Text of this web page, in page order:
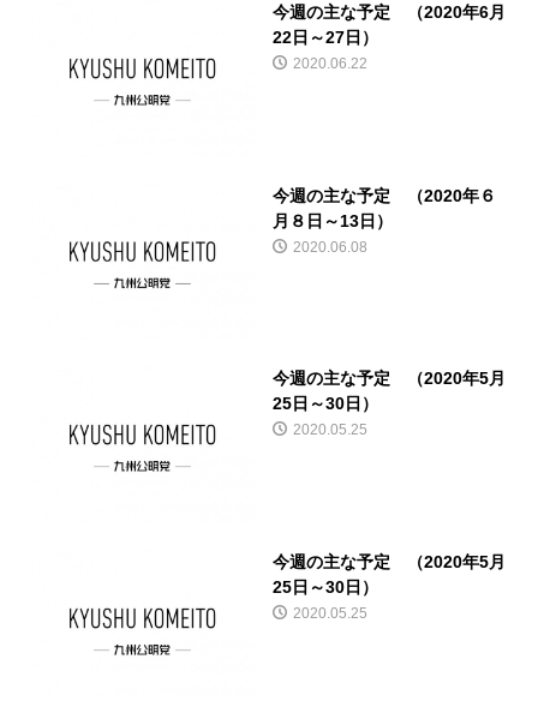
今週の主な予定 （2020年6月
22日～27日）
2020.06.22
今週の主な予定 （2020年６
月８日～13日）
2020.06.08
今週の主な予定 （2020年5月
25日～30日）
2020.05.25
今週の主な予定 （2020年5月
25日～30日）
2020.05.25